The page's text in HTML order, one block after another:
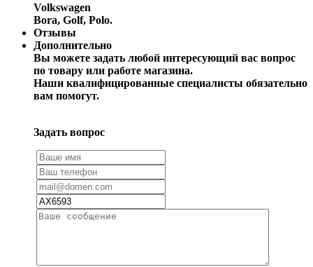
Volkswagen
Bora, Golf, Polo.
Отзывы
Дополнительно
Вы можете задать любой интересующий вас вопрос
по товару или работе магазина.
Наши квалифицированные специалисты обязательно
вам помогут.
Задать вопрос